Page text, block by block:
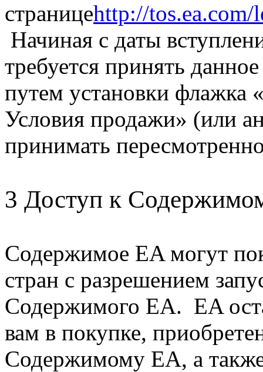
страницеhttp://tos.ea.com/
Начиная с даты
требуется принять
путем установки
Условия продажи» (или
принимать
3 Доступ к
Содержимое EA могут
стран с разрешением
Содержимого EA. EA
вам в покупке,
Содержимому EA, а